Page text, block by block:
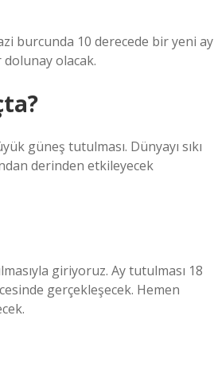
burcunda 10 derecede bir yeni ay
dolunay olacak.
güneş tutulması. Dünyayı sıkı
derinden etkileyecek
giriyoruz. Ay tutulması 18
gerçekleşecek. Hemen